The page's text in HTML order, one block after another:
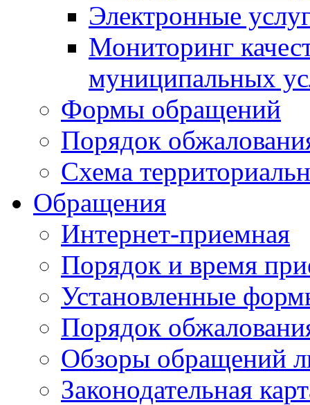
Электронные
Мониторинг
муниципальных
Формы обращений
Порядок
Схема
Обращения
Интернет-приемная
Порядок и время
Установленные
Порядок
Обзоры обращений
Законодательная